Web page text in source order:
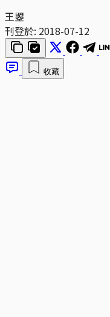
王曌
刊登於: 2018-07-12
收藏